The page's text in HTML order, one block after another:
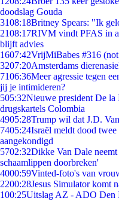
doodslag Gouda
3108:18Britney Spears: "Ik
2108:17RIVM vindt PFAS in
blijft advies
1607:42VrijMiBabes #316
3207:20Amsterdams
7106:36Meer agressie tegen
jij je intimideren?
505:32Nieuwe president De la
drugskartels Colombia
4905:28Trump wil dat J.D.
7405:24Israël meldt dood
aangekondigd
5702:32Dikke Van Dale
schaamlippen doorbreken'
4000:59Vinted-foto's van
2200:28Jesus Simulator komt
100:25Uitslag AZ - ADO Den